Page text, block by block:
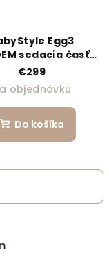
Egg3
sedacia časť,
Feather 2026
€299
objednávku
Do košíka
prvky